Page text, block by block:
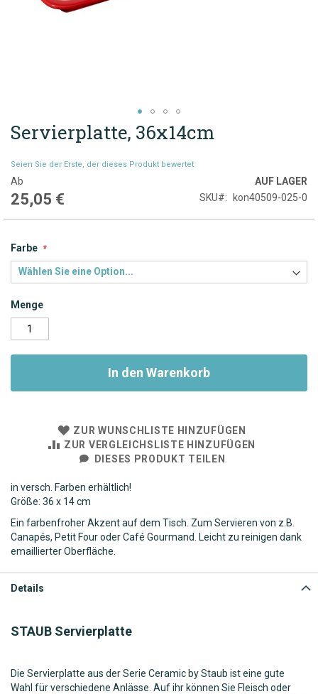
Zum
Anfang
springen
Servierplatte, 36x14cm
Seien Sie der Erste, der dieses Produkt bewertet
Ab
25,05 €
AUF LAGER
SKU
kon40509-025-0
Farbe
Menge
In den Warenkorb
ZUR WUNSCHLISTE HINZUFÜGEN
ZUR VERGLEICHSLISTE HINZUFÜGEN
DIESES PRODUKT TEILEN
in versch. Farben erhältlich!
Größe: 36 x 14 cm
Ein farbenfroher Akzent auf dem Tisch. Zum Servieren von z.B.
Canapés, Petit Four oder Café Gourmand. Leicht zu reinigen dank
emaillierter Oberfläche.
Details
STAUB Servierplatte
Die Servierplatte aus der Serie Ceramic by Staub ist eine gute
Wahl für verschiedene Anlässe. Auf ihr können Sie Fleisch oder